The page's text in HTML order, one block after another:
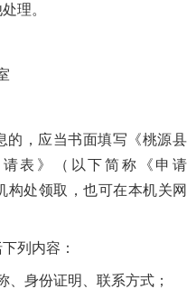
理。
的，应当书面填写《桃源县
表》（以下简称《申请
构处领取，也可在本机关网
列内容：
、身份证明、联系方式；